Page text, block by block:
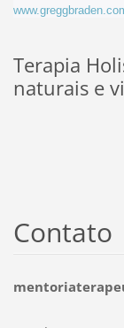
Terapia
naturais e
Contato